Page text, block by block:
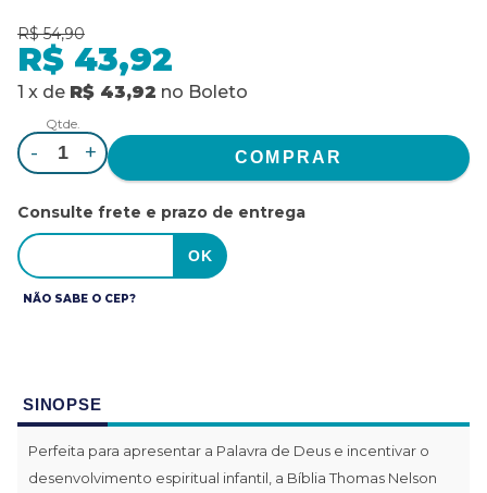
R$ 54,90
R$ 43,92
1 x de R$ 43,92 no Boleto
Qtde.
- +
Consulte frete e prazo de entrega
NÃO SABE O CEP?
SINOPSE
Perfeita para apresentar a Palavra de Deus e incentivar o
desenvolvimento espiritual infantil, a Bíblia Thomas Nelson